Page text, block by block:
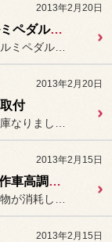
2013年2月20日
30プリウス カールソンアルミペダル 取付作業
2013年2月20日
取付
2013年2月15日
100系チェイサー TEIN 新作車高調 取付
2013年2月15日